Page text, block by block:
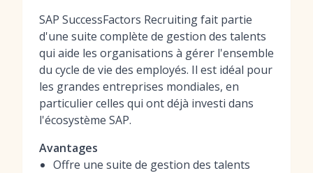
SAP SuccessFactors Recruiting fait partie
d'une suite complète de gestion des talents
qui aide les organisations à gérer l'ensemble
du cycle de vie des employés. Il est idéal pour
les grandes entreprises mondiales, en
particulier celles qui ont déjà investi dans
l'écosystème SAP.
Avantages
Offre une suite de gestion des talents